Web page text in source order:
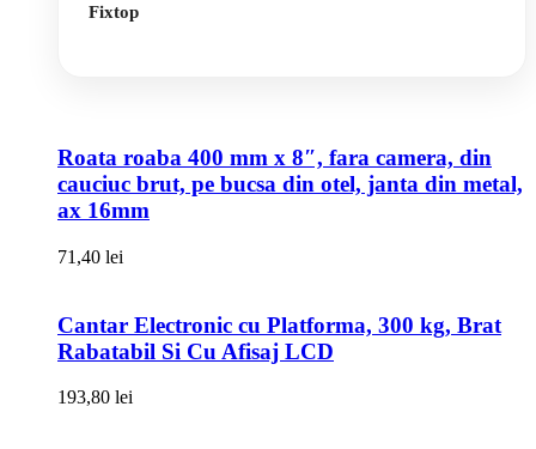
Fixtop
Roata roaba 400 mm x 8″, fara camera, din
cauciuc brut, pe bucsa din otel, janta din metal,
ax 16mm
71,40 lei
Cantar Electronic cu Platforma, 300 kg, Brat
Rabatabil Si Cu Afisaj LCD
193,80 lei